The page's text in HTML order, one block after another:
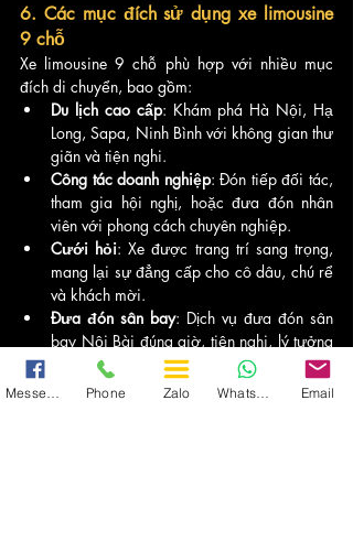
6. Các mục đích sử dụng xe limousine
9 chỗ
Xe limousine 9 chỗ phù hợp với nhiều mục
đích di chuyển, bao gồm:
Du lịch cao cấp: Khám phá Hà Nội, Hạ
Long, Sapa, Ninh Bình với không gian thư
giãn và tiện nghi.
Công tác doanh nghiệp: Đón tiếp đối tác,
tham gia hội nghị, hoặc đưa đón nhân
viên với phong cách chuyên nghiệp.
Cưới hỏi: Xe được trang trí sang trọng,
mang lại sự đẳng cấp cho cô dâu, chú rể
và khách mời.
Đưa đón sân bay: Dịch vụ đưa đón sân
bay Nội Bài đúng giờ, tiện nghi, lý tưởng
cho khách quốc tế.
Sự kiện đặc biệt: Tiệc sinh nhật, dã
Phone Zalo Email